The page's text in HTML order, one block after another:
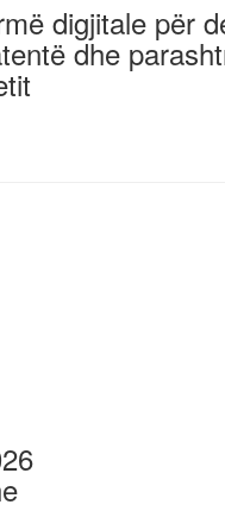
digjitale për
dhe